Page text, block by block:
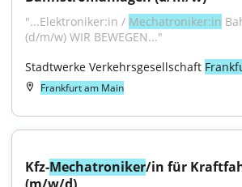
"...Elektroniker:in / Mechatroniker:in
(d/m/w) WIR BEWEGEN..."
Stadtwerke Verkehrsgesellschaft
Frankfurt am Main
Kfz-Mechatroniker/in für